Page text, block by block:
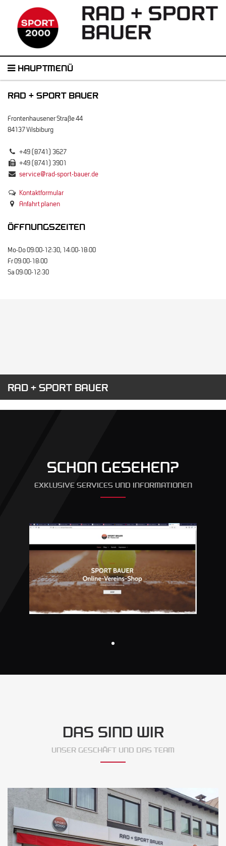
HAUPTMENÜ
RAD + SPORT BAUER
Frontenhausener Straße 44
84137 Vilsbiburg
+49 (8741) 3627
+49 (8741) 3901
service@rad-sport-bauer.de
Kontaktformular
Anfahrt planen
ÖFFNUNGSZEITEN
Mo-Do 09:00-12:30, 14:00-18:00
Fr 09:00-18:00
Sa 09:00-12:30
RAD + SPORT BAUER
SCHON GESEHEN?
EXKLUSIVE SERVICES UND INFORMATIONEN
DAS SIND WIR
UNSER GESCHÄFT UND DAS TEAM